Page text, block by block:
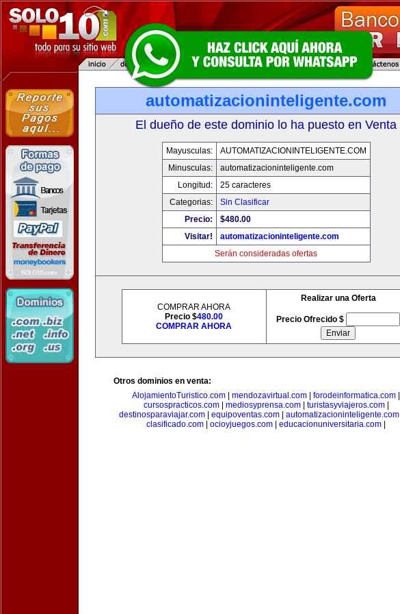
automatizacioninteligente.com
El dueño de este dominio lo ha puesto en Venta
Mayusculas:
AUTOMATIZACIONINTELIGENTE.COM
Minusculas:
automatizacioninteligente.com
Longitud:
25 caracteres
Categorias:
Sin Clasificar
Precio:
$480.00
Visitar!
automatizacioninteligente.com
Serán consideradas ofertas
COMPRAR AHORA
Precio $480.00
COMPRAR AHORA
Realizar una Oferta
Precio Ofrecido $
Otros dominios en venta:
AlojamientoTuristico.com
mendozavirtual.com forodeinformatica.com
cursospracticos.com| mediosyprensa.com| turistasyviajeros.com|
destinosparaviajar.com
equipoventas.com automatizacioninteligente.com
clasificado.com
ocioyjuegos.com educacionuniversitaria.com